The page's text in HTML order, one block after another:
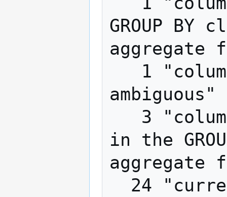
GROUP
aggregate
ambiguous"
in the
aggregate